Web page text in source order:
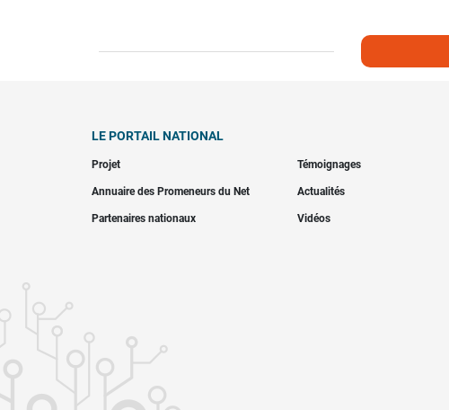
LE PORTAIL NATIONAL
Projet Témoignages
Annuaire des Promeneurs du Net Actualités
Partenaires nationaux Vidéos